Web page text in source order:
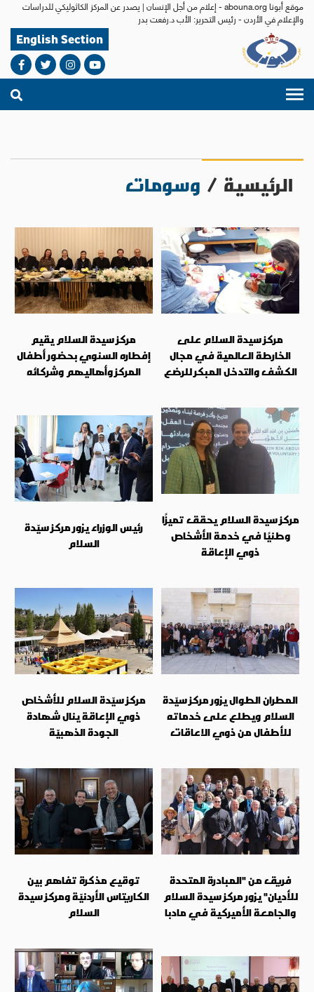
موقع أبونا abouna.org - إعلام من أجل الإنسان | يصدر عن المركز الكاثوليكي للدراسات
والإعلام في الأردن - رئيس التحرير: الأب د.رفعت بدر
English Section
الرئيسية / وسومات
مركز سيدة السلام على
الخارطة العالمية في مجال
الكشف والتدخل المبكر للرضع
مركز سيدة السلام يقيم
إفطاره السنوي بحضور أطفال
المركز وأهاليهم وشركائه
مركز سيدة السلام يحقق تميزًا
وطنيًا في خدمة الأشخاص
ذوي الإعاقة
رئيس الوزراء يزور مركز سيّدة
السلام
المطران الطوال يزور مركز سيّدة
السلام ويطلع على خدماته
للأطفال من ذوي الاعاقات
مركز سيّدة السلام للأشخاص
ذوي الإعاقة ينال شهادة
الجودة الذهبيّة
فريق من "المبادرة المتحدة
للأديان" يزور مركز سيدة السلام
والجامعة الأميركية في مادبا
توقيع مذكرة تفاهم بين
الكاريتاس الأردنيّة ومركز سيدة
السلام